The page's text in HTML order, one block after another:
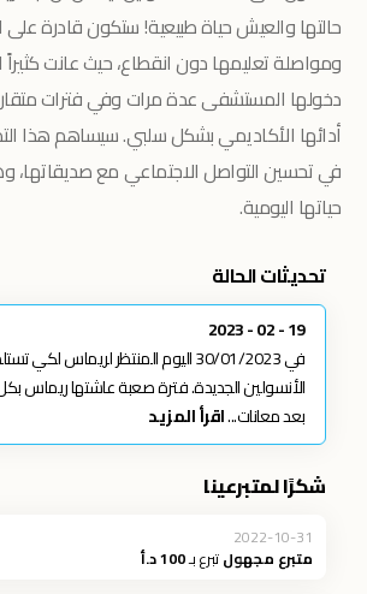
حالتها والعيش حياة طبيعية! ستكون قادرة
ومواصلة تعليمها دون انقطاع، حيث عانت
دخولها المستشفى عدة مرات وفي فترات
أدائها الأكاديمي بشكل سلبي. سيساهم هذا
في تحسين التواصل الاجتماعي مع صديقاتها،
حياتها اليومية.
تحديثات الحالة
19 - 02 - 2023
في 30/01/2023 اليوم المنتظر لريماس
الأنسولين الجديدة. فترة صعبة عاشتها ريماس
بعد معانات...اقرأ المزيد
شكرًا لمتبرعينا
2022-10-31
متبرع مجهولتبرع بـ100 د.أ